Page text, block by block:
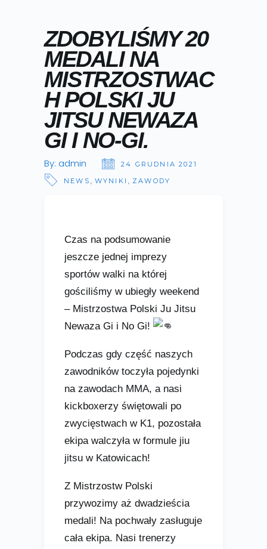
ZDOBYLIŚMY 20
MEDALI NA
MISTRZOSTWAC
H POLSKI JU
JITSU NEWAZA
GI I NO-GI.
By: admin
24 GRUDNIA 2021
NEWS , WYNIKI , ZAWODY
Czas na podsumowanie
jeszcze jednej imprezy
sportów walki na której
gościliśmy w ubiegły weekend
– Mistrzostwa Polski Ju Jitsu
Newaza Gi i No Gi!
Podczas gdy część naszych
zawodników toczyła pojedynki
na zawodach MMA, a nasi
kickboxerzy świętowali po
zwycięstwach w K1, pozostała
ekipa walczyła w formule jiu
jitsu w Katowicach!
Z Mistrzostw Polski
przywozimy aż dwadzieścia
medali! Na pochwały zasługuje
cała ekipa. Nasi trenerzy